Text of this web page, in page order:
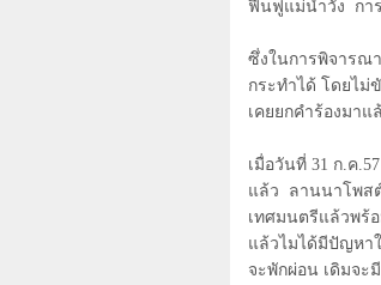
ฟื้นฟูแม่น้ำวัง
กา
ซึ่งในการพิจารณ
กระทำได้ โดยไม่
เคยยกคำร้องมาแ
เมื่อวันที่ 31 ก.ค.57
แล้ว
ลานนาโพส
เทศมนตรีแล้วพร้
แล้วไมได้มีปัญหา
จะพักผ่อน เดิมจะ